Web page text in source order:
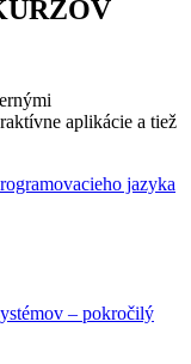
aplikácie a tiež
jazyka
– pokročilý